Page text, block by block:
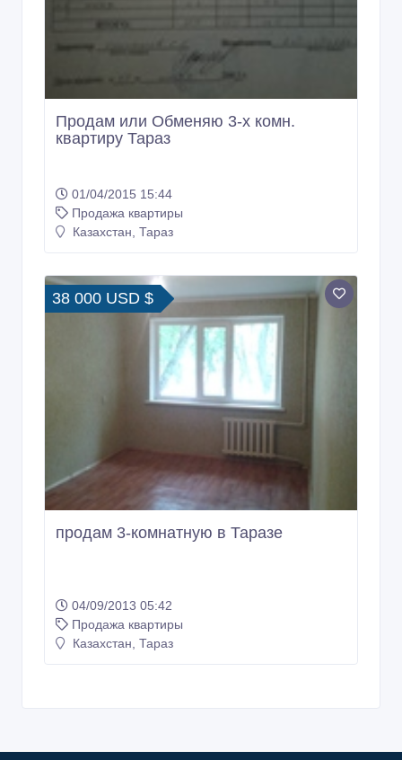
Продам или Обменяю 3-х комн.
квартиру Тараз
01/04/2015 15:44
Продажа квартиры
Казахстан, Тараз
38 000 USD $
продам 3-комнатную в Таразе
04/09/2013 05:42
Продажа квартиры
Казахстан, Тараз